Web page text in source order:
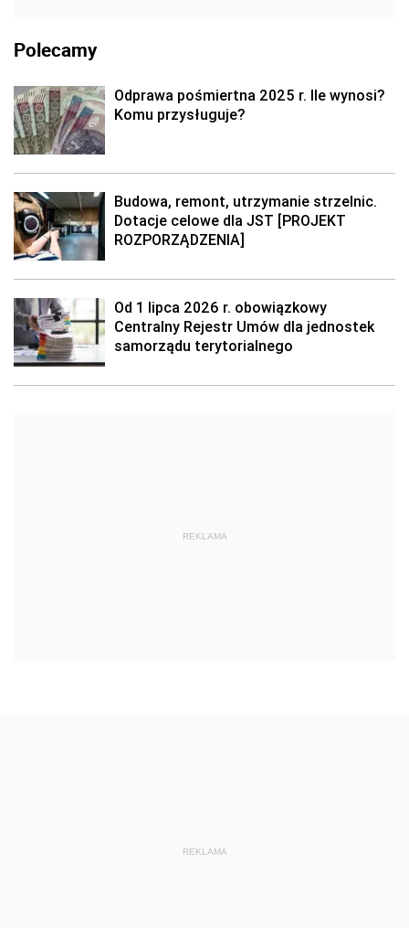
Polecamy
Odprawa pośmiertna 2025 r. Ile wynosi?
Komu przysługuje?
Budowa, remont, utrzymanie strzelnic.
Dotacje celowe dla JST [PROJEKT
ROZPORZĄDZENIA]
Od 1 lipca 2026 r. obowiązkowy
Centralny Rejestr Umów dla jednostek
samorządu terytorialnego
REKLAMA
REKLAMA